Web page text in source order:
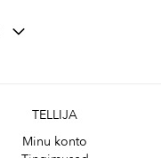
TELLIJA
Minu konto